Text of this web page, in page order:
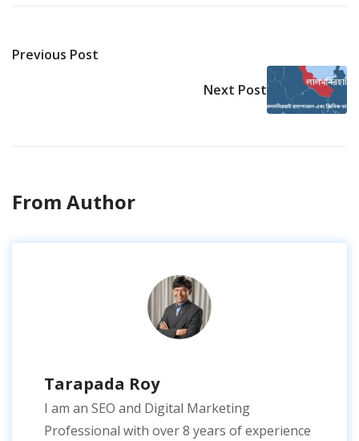
Previous Post
Next Post
From Author
Tarapada Roy
I am an SEO and Digital Marketing
Professional with over 8 years of experience